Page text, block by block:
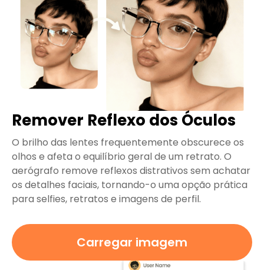
Remover Reflexo dos Óculos
O brilho das lentes frequentemente obscurece os
olhos e afeta o equilíbrio geral de um retrato. O
aerógrafo remove reflexos distrativos sem achatar
os detalhes faciais, tornando-o uma opção prática
para selfies, retratos e imagens de perfil.
Carregar imagem